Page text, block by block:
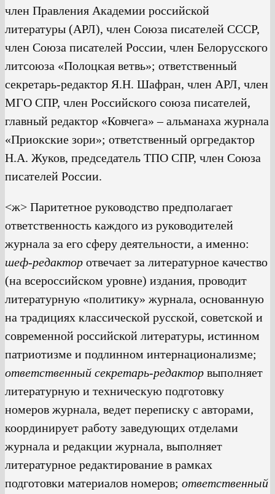
член Правления Академии российской
литературы (АРЛ), член Союза писателей СССР,
член Союза писателей России, член Белорусского
литсоюза «Полоцкая ветвь»; ответственный
секретарь-редактор Я.Н. Шафран, член АРЛ, член
МГО СПР, член Российского союза писателей,
главный редактор «Ковчега» – альманаха журнала
«Приокские зори»; ответственный оргредактор
Н.А. Жуков, председатель ТПО СПР, член Союза
писателей России.
<ж> Паритетное руководство предполагает
ответственность каждого из руководителей
журнала за его сферу деятельности, а именно:
шеф-редактор отвечает за литературное качество
(на всероссийском уровне) издания, проводит
литературную «политику» журнала, основанную
на традициях классической русской, советской и
современной российской литературы, истинном
патриотизме и подлинном интернационализме;
ответственный секретарь-редактор выполняет
литературную и техническую подготовку
номеров журнала, ведет переписку с авторами,
координирует работу заведующих отделами
журнала и редакции журнала, выполняет
литературное редактирование в рамках
подготовки материалов номеров; ответственный